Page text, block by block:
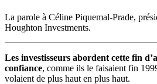
La parole à Céline Piquemal-Prade,
Houghton Investments.
Les investisseurs abordent cette fin
confiance, comme ils le faisaient fin
volaient de plus haut en plus haut.